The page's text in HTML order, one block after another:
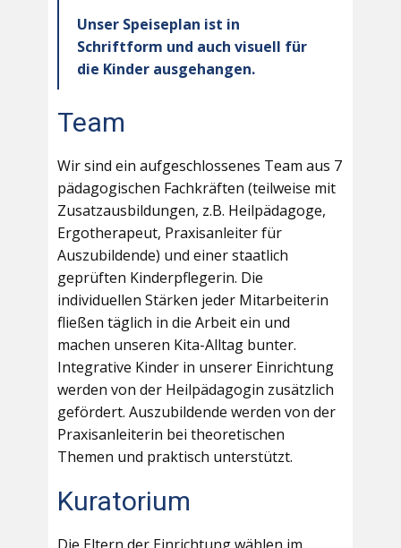
Unser Speiseplan ist in
Schriftform und auch visuell für
die Kinder ausgehangen.
Team
Wir sind ein aufgeschlossenes Team aus 7
pädagogischen Fachkräften (teilweise mit
Zusatzausbildungen, z.B. Heilpädagoge,
Ergotherapeut, Praxisanleiter für
Auszubildende) und einer staatlich
geprüften Kinderpflegerin. Die
individuellen Stärken jeder Mitarbeiterin
fließen täglich in die Arbeit ein und
machen unseren Kita-Alltag bunter.
Integrative Kinder in unserer Einrichtung
werden von der Heilpädagogin zusätzlich
gefördert. Auszubildende werden von der
Praxisanleiterin bei theoretischen
Themen und praktisch unterstützt.
Kuratorium